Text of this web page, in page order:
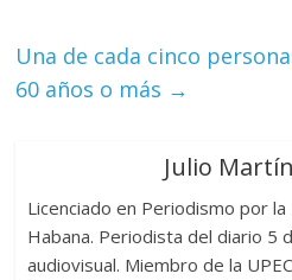
Una de cada cinco
60 años o más →
Julio
Licenciado en Periodismo por
Habana. Periodista del diario 5
audiovisual. Miembro de la